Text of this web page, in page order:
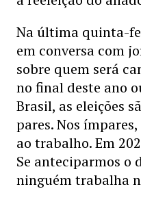
Na última quinta-
em conversa com
sobre quem será
no final deste ano
Brasil, as eleições
pares. Nos
ao trabalho. Em
Se anteciparmos o
ninguém trabalha